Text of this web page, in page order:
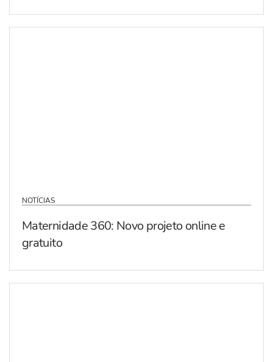
NOTÍCIAS
Maternidade 360: Novo projeto online e
gratuito